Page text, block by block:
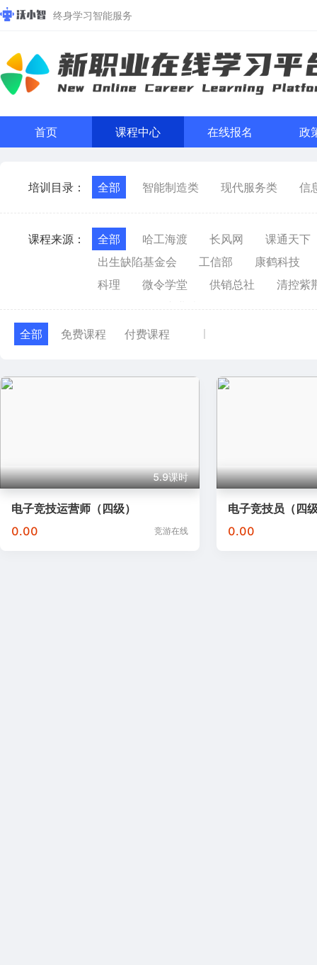
终身学习智能服务
首页 课程中心 在线报名 政
培训目录： 全部 智能制造类 现代服务类 信
课程来源： 全部 哈工海渡 长风网
课通天下
出生缺陷基金会
工信部
康鹤科技
科理
微令学堂 供销总社
清控紫
全部
免费课程 付费课程
5.9课时
电子竞技运营师（四级）
0.00
竞游在线
电子竞技员（四
0.00